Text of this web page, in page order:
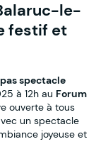
le-
festif et
spectacle
à 12h au Forum
ouverte à tous
un spectacle
joyeuse et